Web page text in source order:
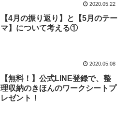
2020.05.22
【4月の振り返り】と【5月のテー
マ】について考える①
2020.05.08
【無料！】公式LINE登録で、整
理収納のきほんのワークシートプ
レゼント！